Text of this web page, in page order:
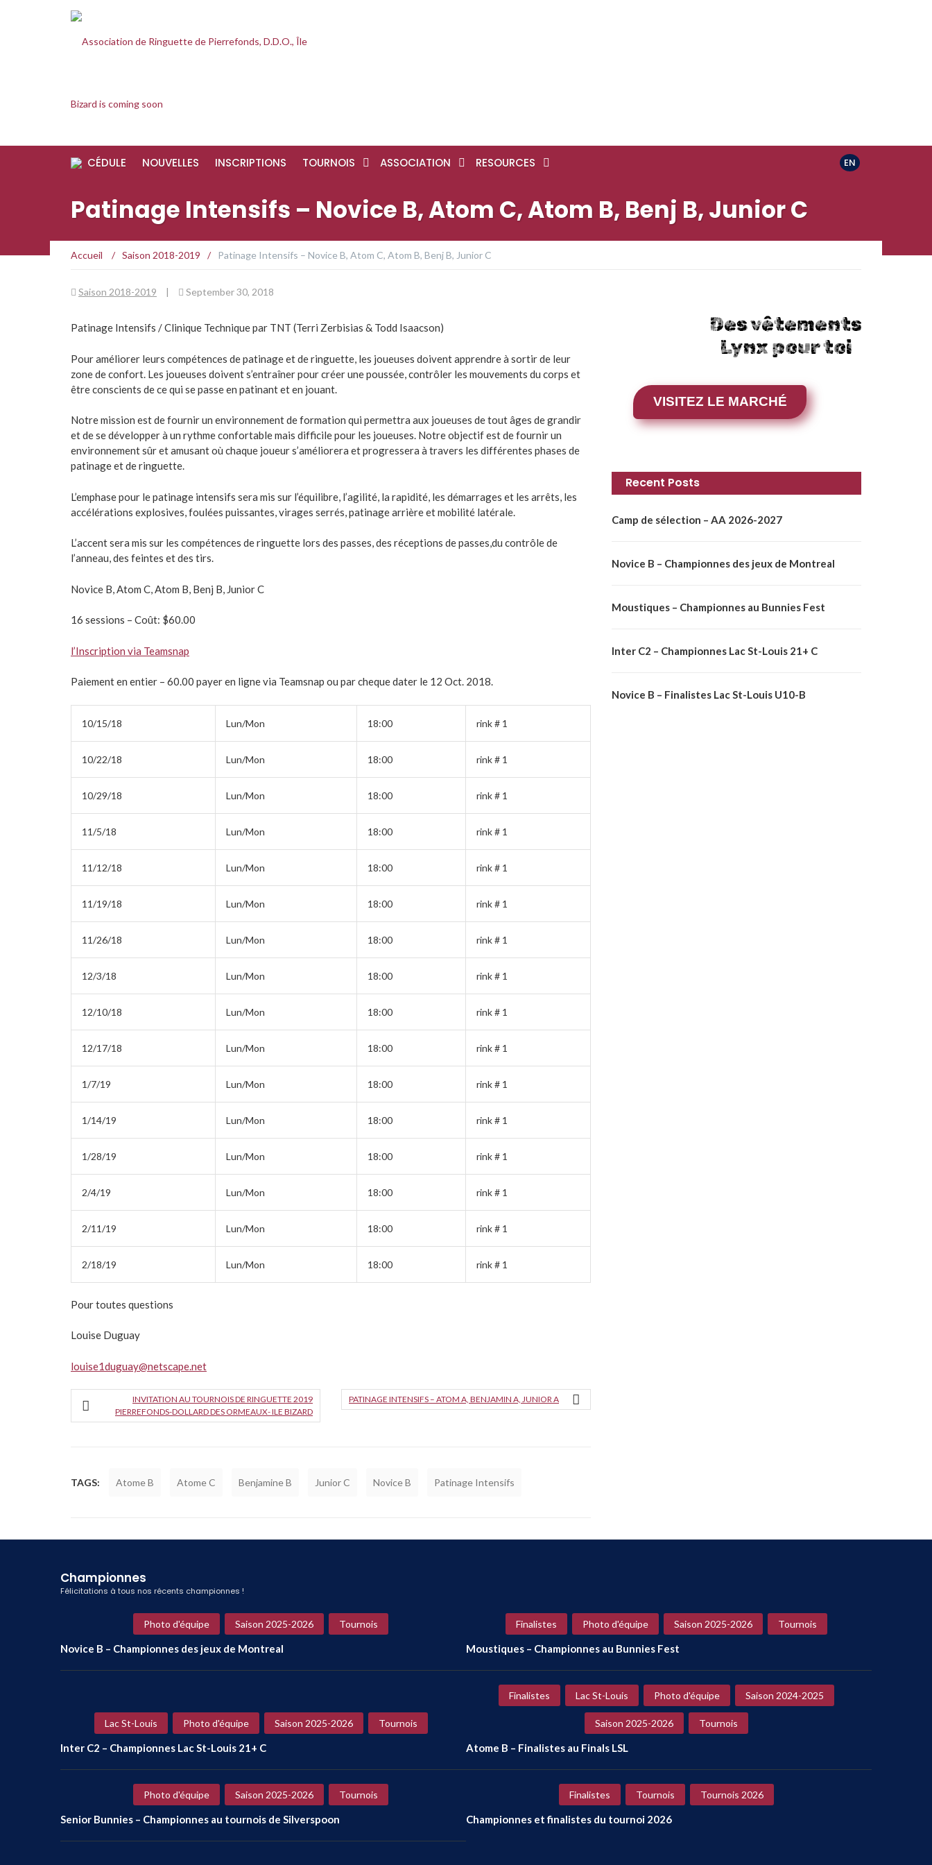
CÉDULE NOUVELLES INSCRIPTIONS TOURNOIS ASSOCIATION RESOURCES EN
Patinage Intensifs – Novice B, Atom C, Atom B, Benj B, Junior C
Accueil / Saison 2018-2019 / Patinage Intensifs – Novice B, Atom C, Atom B, Benj B, Junior C
Saison 2018-2019 | September 30, 2018
Patinage Intensifs / Clinique Technique par TNT (Terri Zerbisias & Todd Isaacson)
Pour améliorer leurs compétences de patinage et de ringuette, les joueuses doivent apprendre à sortir de leur
zone de confort. Les joueuses doivent s’entraîner pour créer une poussée, contrôler les mouvements du corps et
être conscients de ce qui se passe en patinant et en jouant.
Notre mission est de fournir un environnement de formation qui permettra aux joueuses de tout âges de grandir
et de se développer à un rythme confortable mais difficile pour les joueuses. Notre objectif est de fournir un
environnement sûr et amusant où chaque joueur s’améliorera et progressera à travers les différentes phases de
patinage et de ringuette.
L’emphase pour le patinage intensifs sera mis sur l’équilibre, l’agilité, la rapidité, les démarrages et les arrêts, les
accélérations explosives, foulées puissantes, virages serrés, patinage arrière et mobilité latérale.
L’accent sera mis sur les compétences de ringuette lors des passes, des réceptions de passes,du contrôle de
l’anneau, des feintes et des tirs.
Novice B, Atom C, Atom B, Benj B, Junior C
16 sessions – Coût: $60.00
l’Inscription via Teamsnap
Paiement en entier – 60.00 payer en ligne via Teamsnap ou par cheque dater le 12 Oct. 2018.
10/15/18 Lun/Mon 18:00 rink # 1
10/22/18 Lun/Mon 18:00 rink # 1
10/29/18 Lun/Mon 18:00 rink # 1
11/5/18 Lun/Mon 18:00 rink # 1
11/12/18 Lun/Mon 18:00 rink # 1
11/19/18 Lun/Mon 18:00 rink # 1
11/26/18 Lun/Mon 18:00 rink # 1
12/3/18 Lun/Mon 18:00 rink # 1
12/10/18 Lun/Mon 18:00 rink # 1
12/17/18 Lun/Mon 18:00 rink # 1
1/7/19 Lun/Mon 18:00 rink # 1
1/14/19 Lun/Mon 18:00 rink # 1
1/28/19 Lun/Mon 18:00 rink # 1
2/4/19 Lun/Mon 18:00 rink # 1
2/11/19 Lun/Mon 18:00 rink # 1
2/18/19 Lun/Mon 18:00 rink # 1
Pour toutes questions
Louise Duguay
louise1duguay@netscape.net
INVITATION AU TOURNOIS DE RINGUETTE 2019
PIERREFONDS-DOLLARD DES ORMEAUX- ILE BIZARD
PATINAGE INTENSIFS – ATOM A, BENJAMIN A, JUNIOR A
TAGS: Atome B Atome C Benjamine B Junior C Novice B Patinage Intensifs
Des vêtements
Lynx pour toi
VISITEZ LE MARCHÉ
Recent Posts
Camp de sélection – AA 2026-2027
Novice B – Championnes des jeux de Montreal
Moustiques – Championnes au Bunnies Fest
Inter C2 – Championnes Lac St-Louis 21+ C
Novice B – Finalistes Lac St-Louis U10-B
Championnes
Félicitations à tous nos récents championnes !
Photo d'équipe Saison 2025-2026 Tournois
Novice B – Championnes des jeux de Montreal
Finalistes Photo d'équipe Saison 2025-2026 Tournois
Moustiques – Championnes au Bunnies Fest
Lac St-Louis Photo d'équipe Saison 2025-2026 Tournois
Inter C2 – Championnes Lac St-Louis 21+ C
Finalistes Lac St-Louis Photo d'équipe Saison 2024-2025
Saison 2025-2026 Tournois
Atome B – Finalistes au Finals LSL
Photo d'équipe Saison 2025-2026 Tournois
Senior Bunnies – Championnes au tournois de Silverspoon
Finalistes Tournois Tournois 2026
Championnes et finalistes du tournoi 2026